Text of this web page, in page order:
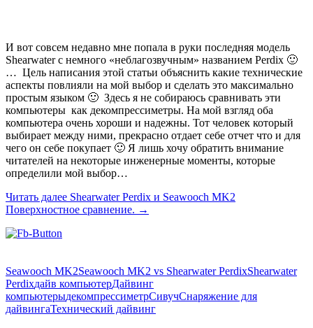
И вот совсем недавно мне попала в руки последняя модель
Shearwater с немного «неблагозвучным» названием Perdix 🙂
… Цель написания этой статьи объяснить какие технические
аспекты повлияли на мой выбор и сделать это максимально
простым языком 🙂 Здесь я не собираюсь сравнивать эти
компьютеры как декомпрессиметры. На мой взгляд оба
компьютера очень хороши и надежны. Тот человек который
выбирает между ними, прекрасно отдает себе отчет что и для
чего он себе покупает 🙂 Я лишь хочу обратить внимание
читателей на некоторые инженерные моменты, которые
определили мой выбор…
Читать далее Shearwater Perdix и Seawooch MK2
Поверхностное сравнение. →
Seawooch MK2Seawooch MK2 vs Shearwater PerdixShearwater
Perdixдайв компьютерДайвинг
компьютерыдекомпрессиметрСивучСнаряжение для
дайвингаТехнический дайвинг